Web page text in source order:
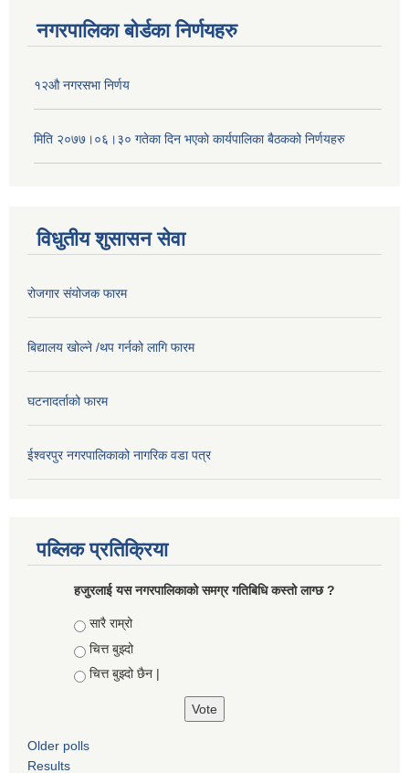
नगरपालिका बोर्डका निर्णयहरु
१२औ नगरसभा निर्णय
मिति २०७७।०६।३० गतेका दिन भएकाे कार्यपालिका बैठकको निर्णयहरु
विधुतीय शुसासन सेवा
रोजगार संयोजक फारम
बिद्यालय खोल्ने /थप गर्नको लागि फारम
घटनादर्ताको फारम
ईश्वरपुर नगरपालिकाको नागरिक वडा पत्र
पब्लिक प्रतिक्रिया
हजुरलाई यस नगरपालिकाको समग्र गतिबिधि कस्तो लाग्छ ?
Choices
सारै राम्रो
चित्त बुझ्दो
चित्त बुझ्दो छैन |
Older polls
Results